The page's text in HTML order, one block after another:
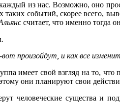
из нас. Возможно, оно
событий, скорее всего,
считает, что именно тогда
произойдут, и как все
имеет свой взгляд на то,
они планируют свои
человеческие существа и